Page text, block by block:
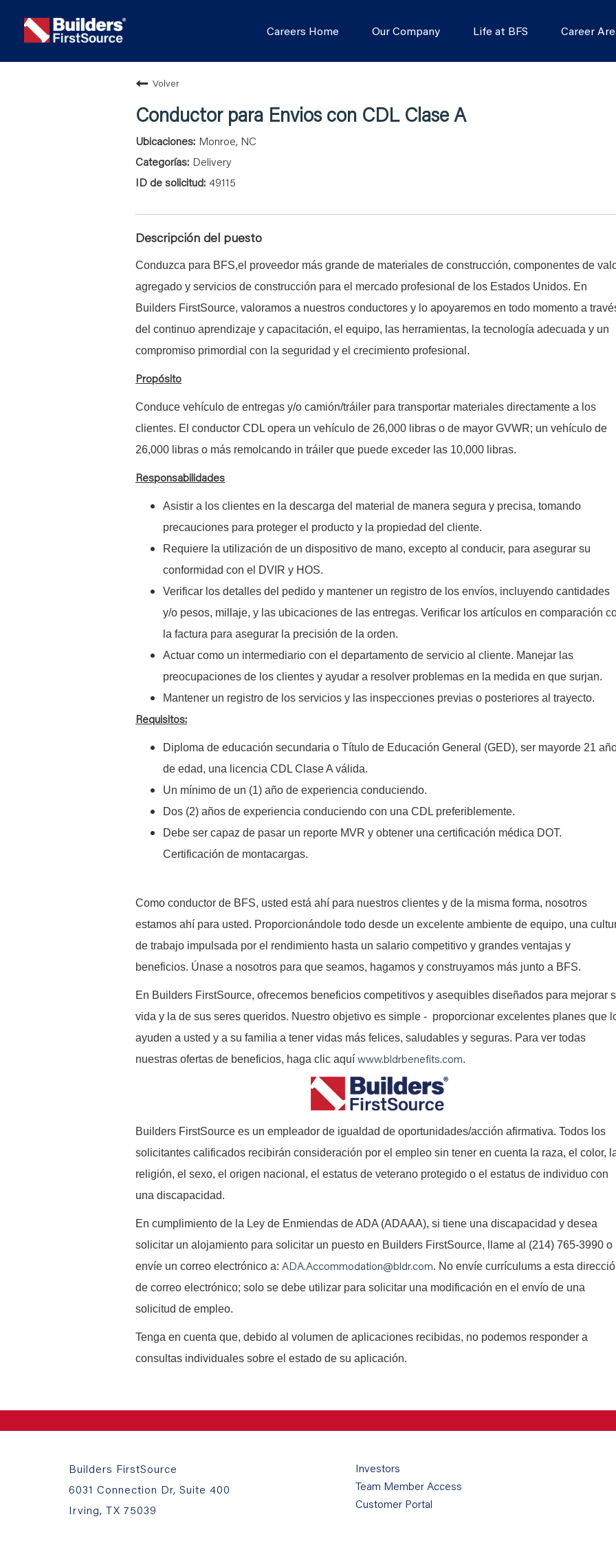
Careers Home Our Company Life at BFS Career
Volver
Conductor para Envios con CDL Clase A
Monroe, NC
Delivery
49115
Descripción del puesto
Conduzca para BFS,el proveedor más grande de materiales de construcción, componentes de
agregado y servicios de construcción para el mercado profesional de los Estados Unidos. En
Builders FirstSource, valoramos a nuestros conductores y lo apoyaremos en todo momento a
del continuo aprendizaje y capacitación, el equipo, las herramientas, la tecnología adecuada y un
compromiso primordial con la seguridad y el crecimiento profesional.
Propósito
Conduce vehículo de entregas y/o camión/tráiler para transportar materiales directamente a los
clientes. El conductor CDL opera un vehículo de 26,000 libras o de mayor GVWR; un vehículo de
26,000 libras o más remolcando in tráiler que puede exceder las 10,000 libras.
Responsabilidades
Asistir a los clientes en la descarga del material de manera segura y precisa, tomando
precauciones para proteger el producto y la propiedad del cliente.
Requiere la utilización de un dispositivo de mano, excepto al conducir, para asegurar su
conformidad con el DVIR y HOS.
Verificar los detalles del pedido y mantener un registro de los envíos, incluyendo cantidades
y/o pesos, millaje, y las ubicaciones de las entregas. Verificar los artículos en comparación
la factura para asegurar la precisión de la orden.
Actuar como un intermediario con el departamento de servicio al cliente. Manejar las
preocupaciones de los clientes y ayudar a resolver problemas en la medida en que surjan.
Mantener un registro de los servicios y las inspecciones previas o posteriores al trayecto.
Requisitos:
Diploma de educación secundaria o Título de Educación General (GED), ser mayorde 21
de edad, una licencia CDL Clase A válida.
Un mínimo de un (1) año de experiencia conduciendo.
Dos (2) años de experiencia conduciendo con una CDL preferiblemente.
Debe ser capaz de pasar un reporte MVR y obtener una certificación médica DOT.
Certificación de montacargas.
Como conductor de BFS, usted está ahí para nuestros clientes y de la misma forma, nosotros
estamos ahí para usted. Proporcionándole todo desde un excelente ambiente de equipo, una
de trabajo impulsada por el rendimiento hasta un salario competitivo y grandes ventajas y
beneficios. Únase a nosotros para que seamos, hagamos y construyamos más junto a BFS.
En Builders FirstSource, ofrecemos beneficios competitivos y asequibles diseñados para mejorar
vida y la de sus seres queridos. Nuestro objetivo es simple - proporcionar excelentes planes que
ayuden a usted y a su familia a tener vidas más felices, saludables y seguras. Para ver todas
nuestras ofertas de beneficios, haga clic aquí www.bldrbenefits.com.
Builders FirstSource es un empleador de igualdad de oportunidades/acción afirmativa. Todos los
solicitantes calificados recibirán consideración por el empleo sin tener en cuenta la raza, el color,
religión, el sexo, el origen nacional, el estatus de veterano protegido o el estatus de individuo con
una discapacidad.
En cumplimiento de la Ley de Enmiendas de ADA (ADAAA), si tiene una discapacidad y desea
solicitar un alojamiento para solicitar un puesto en Builders FirstSource, llame al (214) 765-3990 o
envíe un correo electrónico a: ADA.Accommodation@bldr.com. No envíe currículums a esta
de correo electrónico; solo se debe utilizar para solicitar una modificación en el envío de una
solicitud de empleo.
Tenga en cuenta que, debido al volumen de aplicaciones recibidas, no podemos responder a
consultas individuales sobre el estado de su aplicación.
Builders FirstSource
6031 Connection Dr, Suite 400
Irving, TX 75039
Investors
Team Member Access
Customer Portal